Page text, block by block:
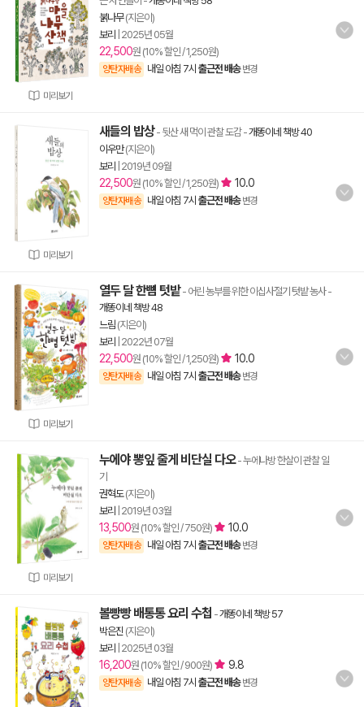
미리보기
붉나무(지은이)
보리
2025년 05월
22,500원 (10% 할인 / 1,250원)
양탄자배송 내일 아침 7시 출근전 배송 변경
미리보기
새들의 밥상- 뒷산 새 먹이 관찰 도감-개똥이네 책방 40
이우만(지은이)
보리
2019년 09월
22,500원 (10% 할인 / 1,250원) 10.0
양탄자배송 내일 아침 7시 출근전 배송 변경
미리보기
열두 달 한뼘 텃밭- 어린 농부를 위한 이십사절기 텃밭 농사-
개똥이네 책방 48
느림 (지은이)
보리
2022년 07월
22,500원 (10% 할인 / 1,250원) 10.0
양탄자배송 내일 아침 7시 출근전 배송 변경
미리보기
누에야 뽕잎 줄게 비단실 다오- 누에나방 한살이 관찰 일
기
권혁도(지은이)
보리
2019년 03월
13,500원 (10% 할인 / 750원) 10.0
양탄자배송 내일 아침 7시 출근전 배송 변경
볼빵빵 배통통 요리 수첩 -개똥이네 책방 57
박은진 (지은이)
보리
2025년 03월
16,200원 (10% 할인 / 900원) 9.8
양탄자배송 내일 아침 7시 출근전 배송 변경